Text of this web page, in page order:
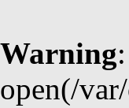
Warning
open(/